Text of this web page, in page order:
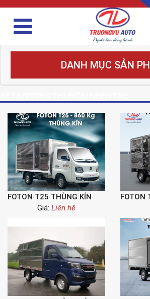
DANH MỤC SẢN
FOTON T25 THÙNG KÍN
Giá: Liên hệ
FOTON